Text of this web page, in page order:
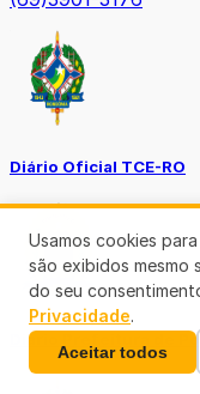
Diário Oficial TCE-RO
Diário Prefeitura de
Usamos cookies
são exibidos
do seu
Privacidade.
Aceitar todos